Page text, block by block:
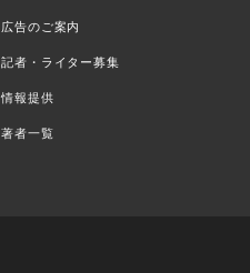
広告のご案内
記者・ライター募集
情報提供
著者一覧